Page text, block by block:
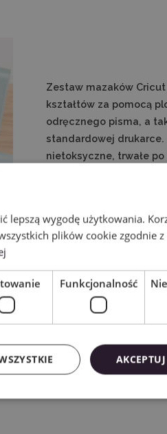
Zestaw mazaków
kształtów za pomocą
odręcznego pisma, a
standardowej drukarce.
nietoksyczne, trwałe
sprawią, że wykonane
prezentowały się
lepszą wygodę użytkowania.
plików cookie zgodnie
Funkcjonalność